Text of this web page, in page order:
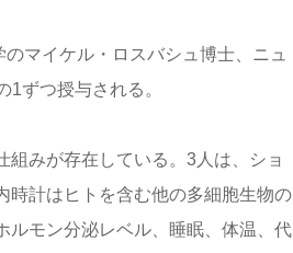
マイケル・ロスバシュ博士、ニュ
ずつ授与される。
みが存在している。3人は、ショ
時計はヒトを含む他の多細胞生物の
ルモン分泌レベル、睡眠、体温、代